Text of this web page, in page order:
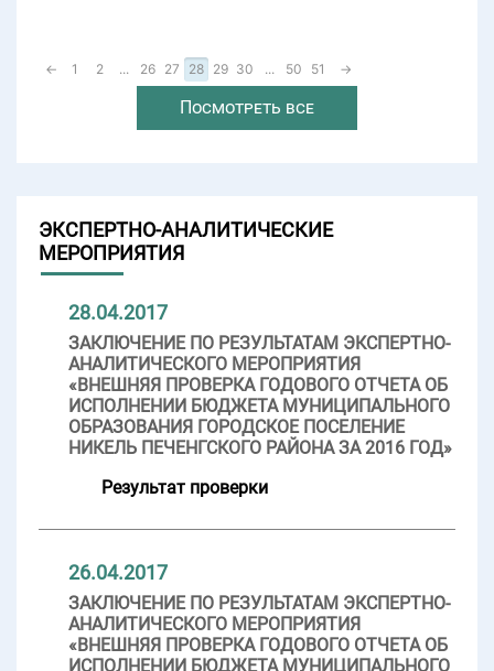
← 1 2 ... 26 27 28 29 30 ... 50 51 →
Посмотреть все
ЭКСПЕРТНО-АНАЛИТИЧЕСКИЕ
МЕРОПРИЯТИЯ
28.04.2017
ЗАКЛЮЧЕНИЕ ПО РЕЗУЛЬТАТАМ ЭКСПЕРТНО-
АНАЛИТИЧЕСКОГО МЕРОПРИЯТИЯ
«ВНЕШНЯЯ ПРОВЕРКА ГОДОВОГО ОТЧЕТА ОБ
ИСПОЛНЕНИИ БЮДЖЕТА МУНИЦИПАЛЬНОГО
ОБРАЗОВАНИЯ ГОРОДСКОЕ ПОСЕЛЕНИЕ
НИКЕЛЬ ПЕЧЕНГСКОГО РАЙОНА ЗА 2016 ГОД»
Результат проверки
26.04.2017
ЗАКЛЮЧЕНИЕ ПО РЕЗУЛЬТАТАМ ЭКСПЕРТНО-
АНАЛИТИЧЕСКОГО МЕРОПРИЯТИЯ
«ВНЕШНЯЯ ПРОВЕРКА ГОДОВОГО ОТЧЕТА ОБ
ИСПОЛНЕНИИ БЮДЖЕТА МУНИЦИПАЛЬНОГО